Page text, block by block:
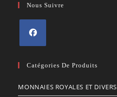
Nous Suivre
dans
nouvel
Catégories De Produits
MONNAIES ROYALES ET DIVERS